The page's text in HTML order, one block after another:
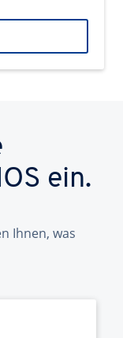
ein.
Ihnen, was